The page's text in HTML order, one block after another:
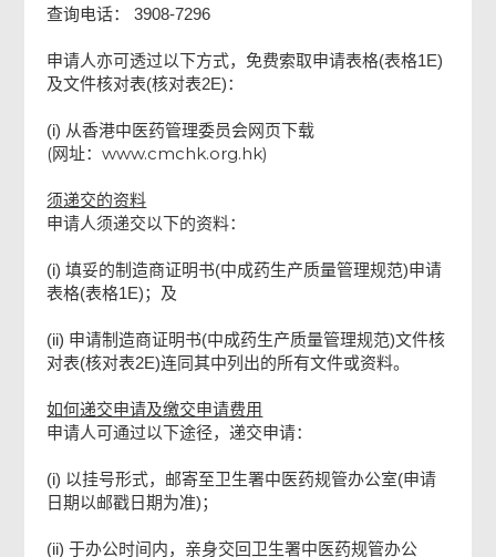
查询电话： 3908-7296
申请人亦可透过以下方式，免费索取申请表格(表格1E)
及文件核对表(核对表2E)：
(i) 从香港中医药管理委员会网页下载
(网址：www.cmchk.org.hk)
须递交的资料
申请人须递交以下的资料：
(i) 填妥的制造商证明书(中成药生产质量管理规范)申请
表格(表格1E)；及
(ii) 申请制造商证明书(中成药生产质量管理规范)文件核
对表(核对表2E)连同其中列出的所有文件或资料。
如何递交申请及缴交申请费用
申请人可通过以下途径，递交申请：
(i) 以挂号形式，邮寄至卫生署中医药规管办公室(申请
日期以邮戳日期为准)；
(ii) 于办公时间内，亲身交回卫生署中医药规管办公